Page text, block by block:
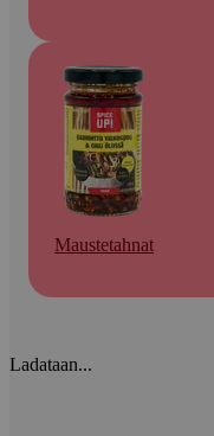
Maustetahnat
Ladataan...